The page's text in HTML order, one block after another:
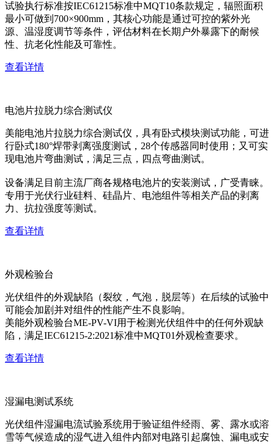
试验执行标准按IEC61215标准中MQT10条款规定，辐照面积
最小可做到700×900mm，其核心功能是通过可控的紫外光
源、温湿度调节等条件，评估材料在长期户外暴露下的耐候
性、抗老化性能及可靠性。
查看详情
电池片拉脱力综合测试仪
美能电池片拉脱力综合测试仪，具有卧式模块测试功能，可进
行卧式180°焊带剥离强度测试，28个传感器同时使用；又可实
现电池片弯曲测试，满足三点，四点弯曲测试。
设备满足目前主流厂商各规格电池片的安装测试，广受青睐。
专用于光伏行业硅料、硅晶片、电池组件等相关产品的剥离
力、抗拉强度等测试。
查看详情
外观检验台
光伏组件的外观缺陷（裂纹，气泡，脱层等）在后续的试验中
可能会加剧并对组件的性能产生不良影响。
美能外观检验台ME-PV-VI用于检测光伏组件中的任何外观缺
陷，满足IEC61215-2:2021标准中MQT01外观检查要求。
查看详情
湿漏电测试系统
光伏组件湿漏电流试验系统用于验证组件经雨、雾、露水或溶
雪等气候造成的湿气进入组件内部对电路引起腐蚀、漏电或安